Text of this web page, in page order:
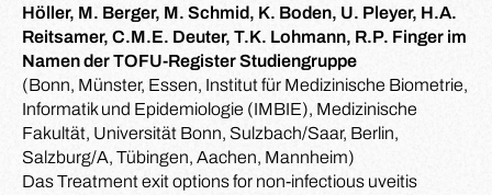
Höller, M. Berger, M. Schmid, K. Boden, U. Pleyer, H.A.
Reitsamer, C.M.E. Deuter, T.K. Lohmann, R.P. Finger im
Namen der TOFU-Register Studiengruppe
(Bonn, Münster, Essen, Institut für Medizinische Biometrie,
Informatik und Epidemiologie (IMBIE), Medizinische
Fakultät, Universität Bonn, Sulzbach/Saar, Berlin,
Salzburg/A, Tübingen, Aachen, Mannheim)
Das Treatment exit options for non-infectious uveitis